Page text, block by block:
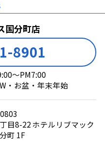
国分町店
8901
～PM7:00
・お盆・年末年始
目8-22 ホテルリブマック
町 1F